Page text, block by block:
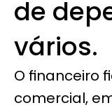
de
vários.
O financeiro
comercial,